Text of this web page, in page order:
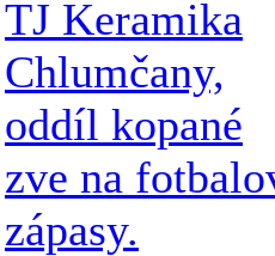
TJ Keramika
Chlumčany,
oddíl kopané
zve na
zápasy.